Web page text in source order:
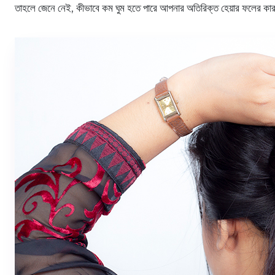
তাহলে জেনে নেই, কীভাবে কম ঘুম হতে পারে আপনার অতিরিক্ত হেয়ার ফলের